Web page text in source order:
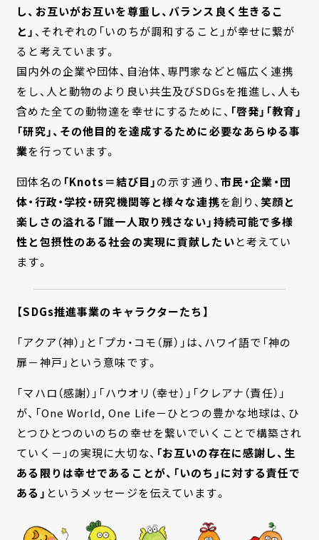
し、お互いがお互いを尊重し、バランス良く生きるこ
と」 、それぞれの「いのちが調和すること」が幸せに繋が
ると考えています。
国内外の企業や団体、自治体、専門家などと幅広く連携
をし、人と動物のより良い共生及びSDGsを推進し、人も
含めた全ての動物達を幸せにするために、 「啓発」「教育」
「研究」、その他目的を達成するために必要なあらゆる事
業を行っています。
団体名の 「Knots＝結び目」の示す通り、市民・企業・団
体・行政・学校・研究機関等と様々な連携を創り、笑顔と
楽しさの溢れる「誰一人取り残さない」持続可能で多様
性と包摂性のある社会の実現に貢献したいと考えてい
ます。
【SDGs推進事業のキャラクターたち】
「アクア（神）」と「プカ・コモ（扉）」は、ハワイ語で「神の
扉－神戸」という意味です。
「マハロ（感謝）」「ハウオリ（幸せ）」「クレアナ（責任）」
が、「One World, One Life－ひとつの豊かな地球は、ひ
とつひとつのいのちの幸せを繋いでいくことで構築され
ていく－」の実現に大切な、 「お互いの存在に感謝し、生
ある限りは幸せであることが、「いのち」に対する責任で
ある」 というメッセージを伝えています。